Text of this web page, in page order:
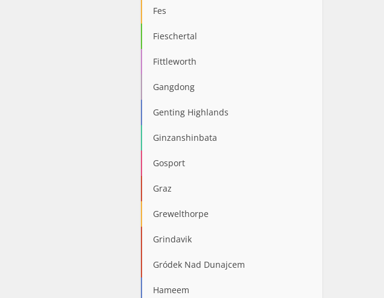
Fes
Fieschertal
Fittleworth
Gangdong
Genting Highlands
Ginzanshinbata
Gosport
Graz
Grewelthorpe
Grindavik
Gródek Nad Dunajcem
Hameem